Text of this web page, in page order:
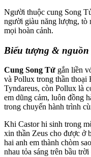
Người thuộc cung Song
người giàu năng lượng, tò
mọi hoàn cảnh.
Biểu tượng & nguồn
Cung Song Tử gắn liền
và Pollux trong thần thoại
Tyndareus, còn Pollux là
em dũng cảm, luôn đồng
trong chuyến hành trình
Khi Castor hi sinh trong
xin thần Zeus cho được ở
hai anh em thành chòm
nhau tỏa sáng trên bầu trời